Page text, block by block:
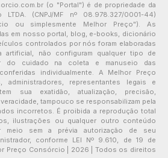
(o "Portal") é de propriedade da
(CNPJ/MF nº 08.978.327/0001-44)
ou simplesmente Melhor Preço"). As
em nosso portal, blog, e-books, dicionário
controlados por nós foram elaboradas
artificial, não configuram qualquer tipo de
do cuidado na coleta e manuseio das
individualmente. A Melhor Preço
representantes legais e
sua exatidão, atualização, precisão,
tampouco se responsabilizam pela
incorretos. É proibida a reprodução total
ilustrações ou qualquer outro conteúdo
meio sem a prévia autorização de seu
conforme LEI Nº 9.610, de 19 de
Preço Consórcio | 2026 | Todos os direitos